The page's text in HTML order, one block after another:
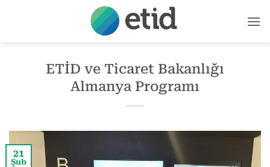
ETİD ve Ticaret Bakanlığı
Almanya Programı
21
Şub